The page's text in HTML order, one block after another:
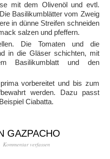
mit dem Olivenöl und evtl.
Basilikumblätter vom Zweig
in dünne Streifen schneiden
salzen und pfeffern.
Die Tomaten und die
in die Gläser schichten, mit
Basilikumblatt und den
vorbereitet und bis zum
werden. Dazu passt
Ciabatta.
GAZPACHO
Kommentar verfassen